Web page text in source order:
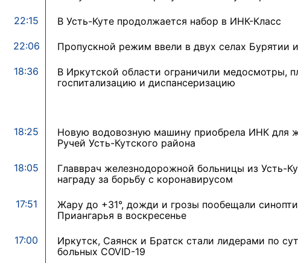
22:15 В Усть-Куте продолжается набор в ИНК-Класс
22:06 Пропускной режим ввели в двух селах Бурятии
18:36
В Иркутской области ограничили медосмотры,
госпитализацию и диспансеризацию
18:25
Новую водовозную машину приобрела ИНК для
Ручей Усть-Кутского района
18:05
Главврач железнодорожной больницы из Усть-
награду за борьбу с коронавирусом
17:51
Жару до +31°, дожди и грозы пообещали
Приангарья в воскресенье
17:00
Иркутск, Саянск и Братск стали лидерами по
больных COVID-19